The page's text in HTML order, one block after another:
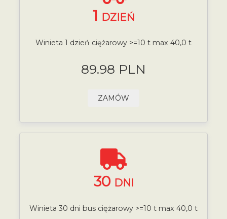
1 DZIEŃ
Winieta 1 dzień ciężarowy >=10 t max 40,0 t
89.98 PLN
ZAMÓW
30 DNI
Winieta 30 dni bus ciężarowy >=10 t max 40,0 t